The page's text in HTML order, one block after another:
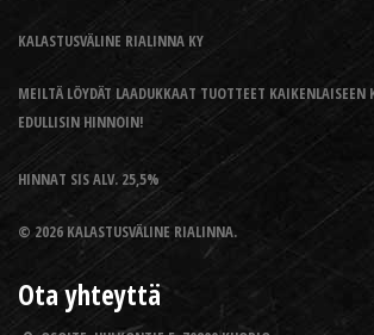
KALASTUSVÄLINE RIALINNA KY
MEILTÄ LÖYDÄT LAADUKKAAT TUOTTEET KAIKENLAISEEN
EDULLISIN HINNOIN!
HINNAT SIS ALV. 25,5%
© 2026 KALASTUSVÄLINE RIALINNA.
Ota yhteyttä